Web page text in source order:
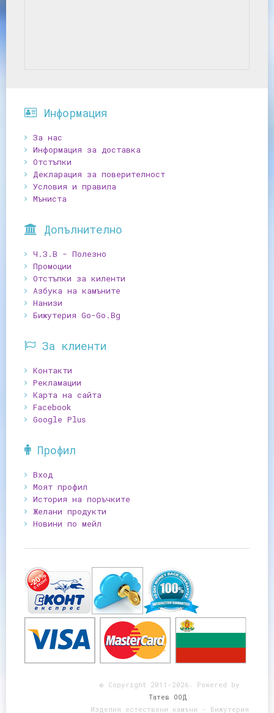
Информация
За нас
Информация за доставка
Отстъпки
Декларация за поверителност
Условия и правила
Мъниста
Допълнително
Ч.З.В - Полезно
Промоции
Отстъпки за киленти
Азбука на камъните
Нанизи
Бижутерия Go-Go.Bg
За клиенти
Контакти
Рекламации
Карта на сайта
Facebook
Google Plus
Профил
Вход
Моят профил
История на поръчките
Желани продукти
Новини по мейл
© Copyright 2011-2026. Powered by
Татев ООД .
Изделия естествени камъни - Бижутерия